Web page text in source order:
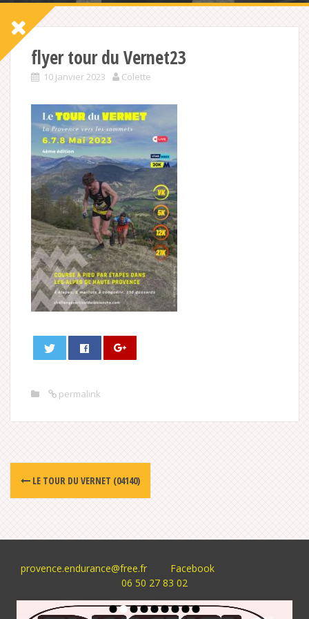
flyer tour du Vernet23
10 janvier 2023 Colette
permalink
Post
navigation
LE TOUR DU VERNET (04140)
provence.endurance@free.fr
Facebook
06 50 27 83 02